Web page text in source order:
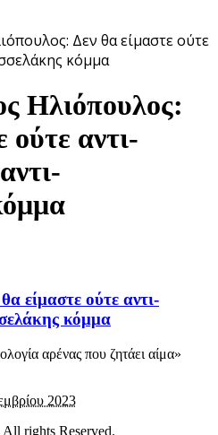
Δεν θα είμαστε ούτε
κόμμα
Ηλιόπουλος:
ούτε αντι-
είμαστε ούτε αντι-
κόμμα
αρένας που ζητάει αίμα»
2023
rights Reserved.